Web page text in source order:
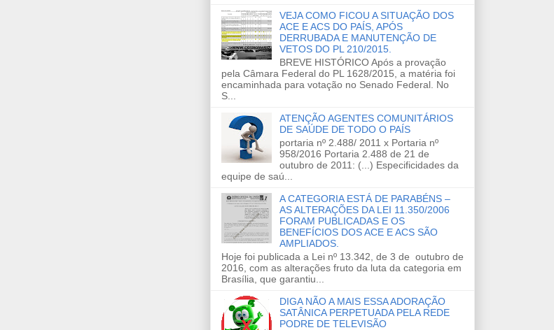
VEJA COMO FICOU A SITUAÇÃO DOS
ACE E ACS DO PAÍS, APÓS
DERRUBADA E MANUTENÇÃO DE
VETOS DO PL 210/2015.
BREVE HISTÓRICO Após a provação
pela Câmara Federal do PL 1628/2015, a matéria foi
encaminhada para votação no Senado Federal. No
S...
ATENÇÃO AGENTES COMUNITÁRIOS
DE SAÚDE DE TODO O PAÍS
portaria nº 2.488/ 2011 x Portaria nº
958/2016 Portaria 2.488 de 21 de
outubro de 2011: (...) Especificidades da
equipe de saú...
A CATEGORIA ESTÁ DE PARABÉNS –
AS ALTERAÇÕES DA LEI 11.350/2006
FORAM PUBLICADAS E OS
BENEFÍCIOS DOS ACE E ACS SÃO
AMPLIADOS.
Hoje foi publicada a Lei nº 13.342, de 3 de outubro de
2016, com as alterações fruto da luta da categoria em
Brasília, que garantiu...
DIGA NÃO A MAIS ESSA ADORAÇÃO
SATÂNICA PERPETUADA PELA REDE
PODRE DE TELEVISÃO